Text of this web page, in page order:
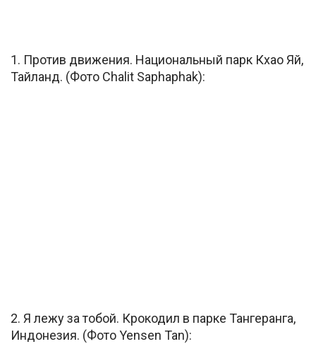
1. Против движения. Национальный парк Кхао Яй,
Тайланд. (Фото Chalit Saphaphak):
2. Я лежу за тобой. Крокодил в парке Тангеранга,
Индонезия. (Фото Yensen Tan):